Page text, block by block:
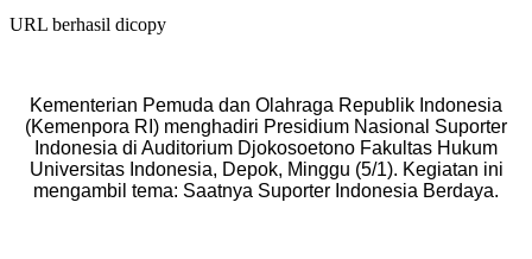
URL berhasil dicopy
Kementerian Pemuda dan Olahraga Republik Indonesia
(Kemenpora RI) menghadiri Presidium Nasional Suporter
Indonesia di Auditorium Djokosoetono Fakultas Hukum
Universitas Indonesia, Depok, Minggu (5/1). Kegiatan ini
mengambil tema: Saatnya Suporter Indonesia Berdaya.